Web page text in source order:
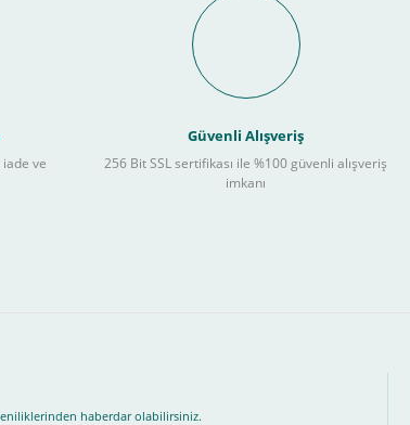
Sanal POS ile
aşağıdaki adımları takip ederek peşin fiyatına 3
ve
Güvenli Alışveriş
256 Bit SSL sertifikası ile %100 güvenli alışveriş
imkanı
haberdar olabilirsiniz.